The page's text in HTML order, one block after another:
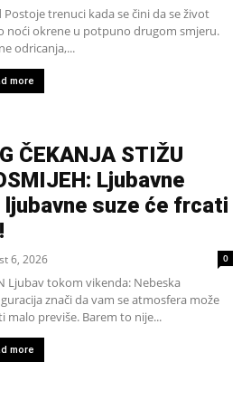
Postoje trenuci kada se čini da se život
noći okrene u potpuno drugom smjeru.
odricanja,...
more
ČEKANJA STIŽU
Ljubavne
suze će frcati
6, 2026 0
Ljubav tokom vikenda: Nebeska
znači da vam se atmosfera može
malo previše. Barem to nije...
more